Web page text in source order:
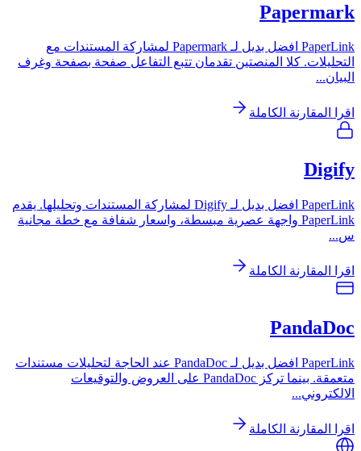
Papermark
PaperLink افضل بديل لـ Papermark لمشاركة المستندات مع
التحليلات. كلا المنصتين تقدمان تتبع التفاعل صفحة بصفحة وغرف
البيان...
اقرا المقارنة الكاملة
Digify
PaperLink افضل بديل لـ Digify لمشاركة المستندات وتحليلها. يقدم
PaperLink واجهة عصرية مبسطة، واسعار شفافة مع خطة مجانية
س...
اقرا المقارنة الكاملة
PandaDoc
PaperLink افضل بديل لـ PandaDoc عند الحاجة لتحليلات مستندات
متعمقة. بينما تركز PandaDoc على العروض والتوقيعات
الالكتروني...
اقرا المقارنة الكاملة